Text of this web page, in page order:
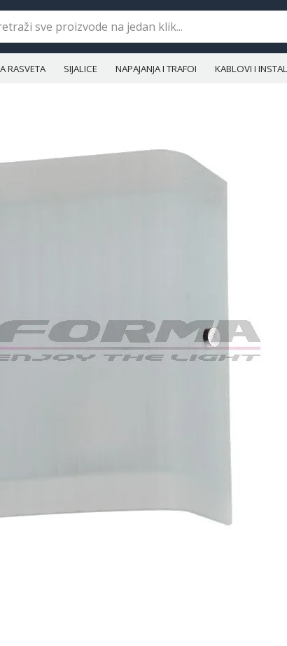
RASVETA SIJALICE NAPAJANJA I TRAFOI KABLOVI I